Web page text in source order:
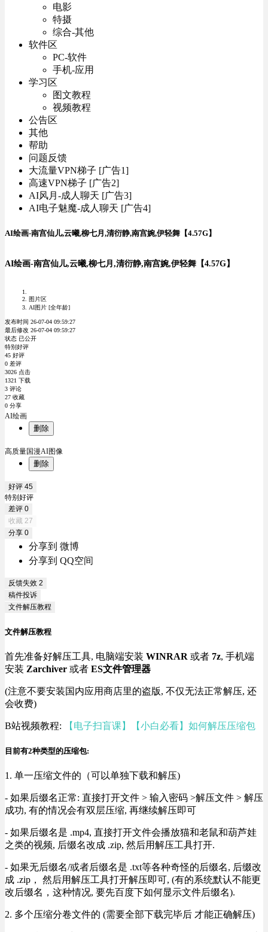
电影
特摄
综合-其他
软件区
PC-软件
手机-应用
学习区
图文教程
视频教程
公告区
其他
帮助
问题反馈
大流量VPN梯子 [广告1]
高速VPN梯子 [广告2]
AI风月-成人聊天 [广告3]
AI电子魅魔-成人聊天 [广告4]
AI绘画-南宫仙儿,云曦,柳七月,清衍静,南宫婉,伊轻舞【4.57G】
AI绘画-南宫仙儿,云曦,柳七月,清衍静,南宫婉,伊轻舞【4.57G】
图片区
AI图片 [全年龄]
发布时间 26-07-04 09:59:27
最后修改 26-07-04 09:59:27
状态 已公开
特别好评
45 好评
0 差评
3026 点击
1321 下载
3 评论
27 收藏
0 分享
AI绘画
删除
高质量国漫AI图像
删除
好评 45
特别好评
差评 0
收藏 27
分享 0
分享到 微博
分享到 QQ空间
反馈失效 2
稿件投诉
文件解压教程
文件解压教程
首先准备好解压工具, 电脑端安装 WINRAR 或者 7z, 手机端
安装 Zarchiver 或者 ES文件管理器
(注意不要安装国内应用商店里的盗版, 不仅无法正常解压, 还
会收费)
B站视频教程: 【电子扫盲课】【小白必看】如何解压压缩包
目前有2种类型的压缩包:
1. 单一压缩文件的（可以单独下载和解压)
- 如果后缀名正常: 直接打开文件 > 输入密码 >解压文件 > 解压
成功, 有的情况会有双层压缩, 再继续解压即可
- 如果后缀名是 .mp4, 直接打开文件会播放猫和老鼠和葫芦娃
之类的视频, 后缀名改成 .zip, 然后用解压工具打开.
- 如果无后缀名/或者后缀名是 .txt等各种奇怪的后缀名, 后缀改
成 .zip， 然后用解压工具打开解压即可, (有的系统默认不能更
改后缀名，这种情况, 要先百度下如何显示文件后缀名).
2. 多个压缩分卷文件的 (需要全部下载完毕后 才能正确解压)